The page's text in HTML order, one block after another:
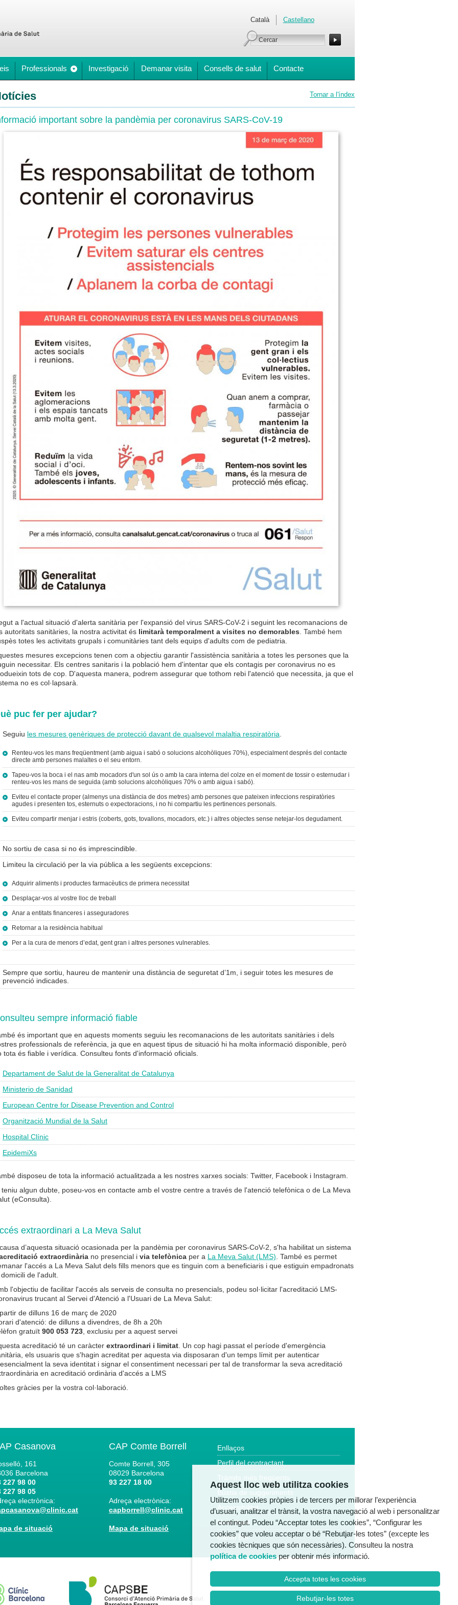
Català Castellano
Professionals Investigació Demanar visita Consells de salut Contacte
Tornar a l'índex
important sobre la pandèmia per coronavirus SARS-CoV-19
a l'actual situació d'alerta sanitària per l'expansió del virus SARS-CoV-2 i seguint les recomanacions de
autoritats sanitàries, la nostra activitat és limitarà temporalment a visites no demorables . També hem
totes les activitats grupals i comunitàries tant dels equips d'adults com de pediatria.
mesures excepcions tenen com a objectiu garantir l'assistència sanitària a totes les persones que la
necessitar. Els centres sanitaris i la població hem d'intentar que els contagis per coronavirus no es
tots de cop. D'aquesta manera, podrem assegurar que tothom rebi l'atenció que necessita, ja que el
no es col·lapsarà.
puc fer per ajudar?
Seguiu les mesures genèriques de protecció davant de qualsevol malaltia respiratòria
Renteu-vos les mans freqüentment (amb aigua i sabó o solucions alcohòliques 70%), especialment després del contacte
directe amb persones malaltes o el seu entorn.
Tapeu-vos la boca i el nas amb mocadors d'un sol ús o amb la cara interna del colze en el moment de tossir o esternudar i
renteu-vos les mans de seguida (amb solucions alcohòliques 70% o amb aigua i sabó).
Eviteu el contacte proper (almenys una distància de dos metres) amb persones que pateixen infeccions respiratòries
agudes i presenten tos, esternuts o expectoracions, i no hi compartiu les pertinences personals.
Eviteu compartir menjar i estris (coberts, gots, tovallons, mocadors, etc.) i altres objectes sense netejar-los degudament.
No sortiu de casa si no és imprescindible.
Limiteu la circulació per la via pública a les següents excepcions:
Adquirir aliments i productes farmacèutics de primera necessitat
Desplaçar-vos al vostre lloc de treball
Anar a entitats financeres i asseguradores
Retornar a la residència habitual
Per a la cura de menors d’edat, gent gran i altres persones vulnerables.
Sempre que sortiu, haureu de mantenir una distància de seguretat d’1m, i seguir totes les mesures de
prevenció indicades.
sempre informació fiable
és important que en aquests moments seguiu les recomanacions de les autoritats sanitàries i dels
professionals de referència, ja que en aquest tipus de situació hi ha molta informació disponible, però
tota és fiable i verídica. Consulteu fonts d'informació oficials.
Departament de Salut de la Generalitat de Catalunya
Ministerio de Sanidad
European Centre for Disease Prevention and Control
Organització Mundial de la Salut
Hospital Clínic
EpidemiXs
disposeu de tota la informació actualitzada a les nostres xarxes socials: Twitter, Facebook i Instagram.
teniu algun dubte, poseu-vos en contacte amb el vostre centre a través de l'atenció telefònica o de La Meva
(eConsulta).
extraordinari a La Meva Salut
d’aquesta situació ocasionada per la pandèmia per coronavirus SARS-CoV-2, s'ha habilitat un sistema
extraordinària no presencial i via telefònica per a La Meva Salut (LMS) . També es permet
l'accés a La Meva Salut dels fills menors que es tinguin com a beneficiaris i que estiguin empadronats
de l'adult.
l'objectiu de facilitar l'accés als serveis de consulta no presencials, podeu sol·licitar l'acreditació LMS-
trucant al Servei d'Atenció a l'Usuari de La Meva Salut:
de dilluns 16 de març de 2020
d'atenció: de dilluns a divendres, de 8h a 20h
gratuït 900 053 723 , exclusiu per a aquest servei
acreditació té un caràcter extraordinari i limitat . Un cop hagi passat el període d'emergència
els usuaris que s'hagin acreditat per aquesta via disposaran d'un temps límit per autenticar
la seva identitat i signar el consentiment necessari per tal de transformar la seva acreditació
en acreditació ordinària d'accés a LMS
gràcies per la vostra col·laboració.
Casanova
161
Barcelona
227 98 00
227 98 05
electrònica:
de situació
CAP Comte Borrell
Comte Borrell, 305
08029 Barcelona
93 227 18 00
Adreça electrònica:
capborrell@clinic.cat
Mapa de situació
Enllaços
Perfil del contractant
Tràmits més freqüents
Bústia de suggeriments
Accessibilitat
Nota legal
Canal Ètic
Aquest lloc web utilitza cookies
Utilitzem cookies pròpies i de tercers per millorar l’experiència
d’usuari, analitzar el trànsit, la vostra navegació al web i personalitzar
el contingut. Podeu “Acceptar totes les cookies”, “Configurar les
cookies” que voleu acceptar o bé “Rebutjar-les totes” (excepte les
cookies tècniques que són necessàries). Consulteu la nostra
política de cookiesper obtenir més informació.
Accepta totes les cookies
Rebutjar-les totes